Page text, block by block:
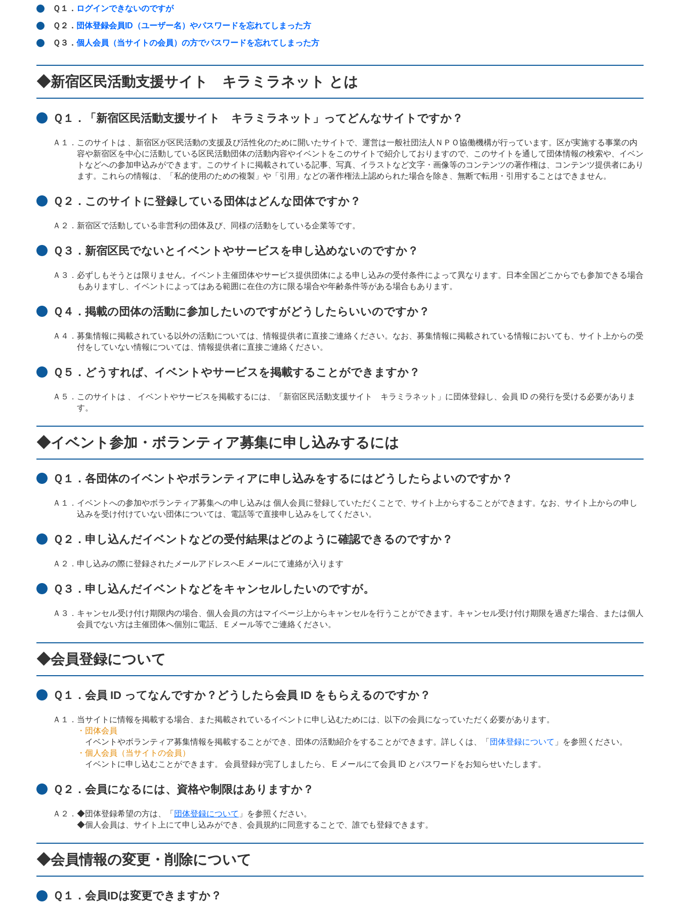
Ｑ１． ログインできないのですが
Ｑ２． 団体登録会員ID（ユーザー名）やパスワードを忘れてしまった方
Ｑ３． 個人会員（当サイトの会員）の方でパスワードを忘れてしまった方
◆新宿区民活動支援サイト キラミラネット とは
Ｑ１．「新宿区民活動支援サイト キラミラネット」ってどんなサイトですか？
Ａ１．このサイトは 、新宿区が区民活動の支援及び活性化のために開いたサイトで、運営は一般社団法人ＮＰＯ協働機構が行っています。区が実施する事業の内
容や新宿区を中心に活動している区民活動団体の活動内容やイベントをこのサイトで紹介しておりますので、このサイトを通して団体情報の検索や、イベン
トなどへの参加申込みができます。このサイトに掲載されている記事、写真、イラストなど文字・画像等のコンテンツの著作権は、コンテンツ提供者にあり
ます。これらの情報は、「私的使用のための複製」や「引用」などの著作権法上認められた場合を除き、無断で転用・引用することはできません。
Ｑ２．このサイトに登録している団体はどんな団体ですか？
Ａ２．新宿区で活動している非営利の団体及び、同様の活動をしている企業等です。
Ｑ３．新宿区民でないとイベントやサービスを申し込めないのですか？
Ａ３．必ずしもそうとは限りません。イベント主催団体やサービス提供団体による申し込みの受付条件によって異なります。日本全国どこからでも参加できる場合
もありますし、イベントによってはある範囲に在住の方に限る場合や年齢条件等がある場合もあります。
Ｑ４．掲載の団体の活動に参加したいのですがどうしたらいいのですか？
Ａ４．募集情報に掲載されている以外の活動については、情報提供者に直接ご連絡ください。なお、募集情報に掲載されている情報においても、サイト上からの受
付をしていない情報については、情報提供者に直接ご連絡ください。
Ｑ５．どうすれば、イベントやサービスを掲載することができますか？
Ａ５．このサイトは 、 イベントやサービスを掲載するには、「新宿区民活動支援サイト キラミラネット」に団体登録し、会員 ID の発行を受ける必要がありま
す。
◆イベント参加・ボランティア募集に申し込みするには
Ｑ１．各団体のイベントやボランティアに申し込みをするにはどうしたらよいのですか？
Ａ１．イベントへの参加やボランティア募集への申し込みは 個人会員に登録していただくことで、サイト上からすることができます。なお、サイト上からの申し
込みを受け付けていない団体については、電話等で直接申し込みをしてください。
Ｑ２．申し込んだイベントなどの受付結果はどのように確認できるのですか？
Ａ２．申し込みの際に登録されたメールアドレスへE メールにて連絡が入ります
Ｑ３．申し込んだイベントなどをキャンセルしたいのですが。
Ａ３．キャンセル受け付け期限内の場合、個人会員の方はマイページ上からキャンセルを行うことができます。キャンセル受け付け期限を過ぎた場合、または個人
会員でない方は主催団体へ個別に電話、Ｅメール等でご連絡ください。
◆会員登録について
Ｑ１．会員 ID ってなんですか？どうしたら会員 ID をもらえるのですか？
Ａ１．当サイトに情報を掲載する場合、また掲載されているイベントに申し込むためには、以下の会員になっていただく必要があります。
・団体会員
イベントやボランティア募集情報を掲載することができ、団体の活動紹介をすることができます。詳しくは、「 団体登録について 」を参照ください。
・個人会員（当サイトの会員）
イベントに申し込むことができます。 会員登録が完了しましたら、 E メールにて会員 ID とパスワードをお知らせいたします。
Ｑ２．会員になるには、資格や制限はありますか？
Ａ２．◆団体登録希望の方は、「 団体登録について 」を参照ください。
◆個人会員は、サイト上にて申し込みができ、会員規約に同意することで、誰でも登録できます。
◆会員情報の変更・削除について
Ｑ１．会員IDは変更できますか？